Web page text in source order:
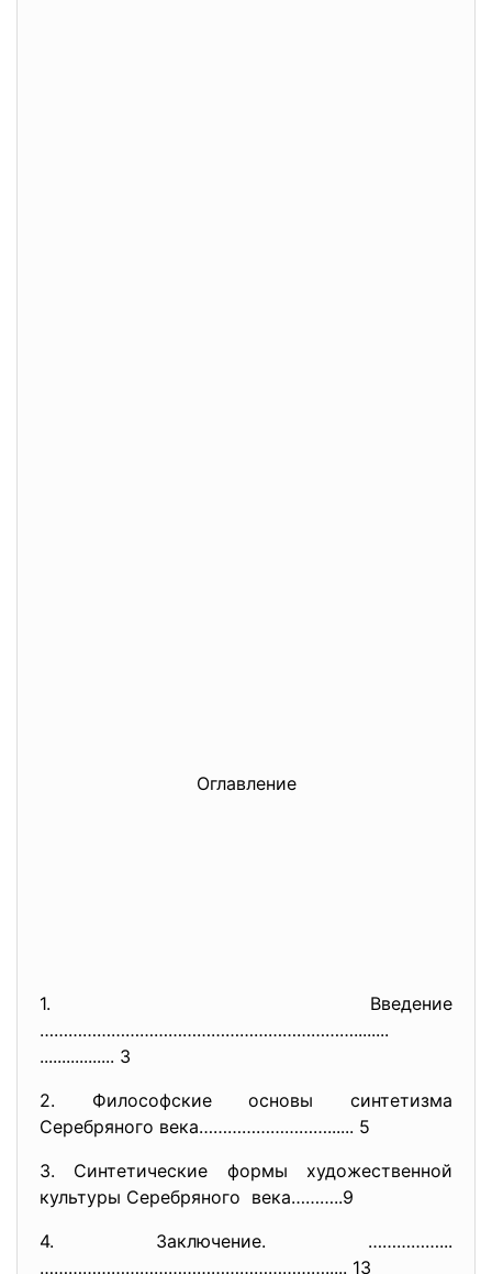
Оглавление
1. Введение
…………………………………………………………........
................. 3
2. Философские основы синтетизма
Серебряного века………………………...... 5
3. Синтетические формы художественной
культуры Серебряного века………..9
4. Заключение. ……………...
……………………………………………………..... 13